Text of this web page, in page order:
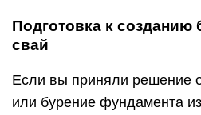
Подготовка к созданию
свай
Если вы приняли решение
или бурение фундамента